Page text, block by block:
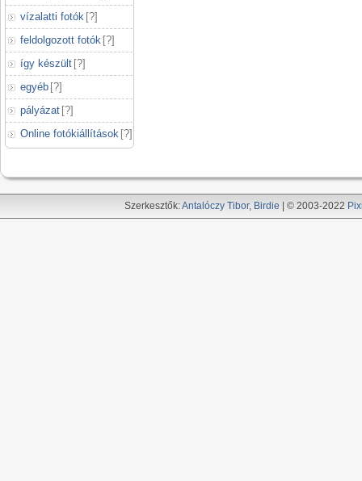
vízalatti fotók [?]
feldolgozott fotók [?]
így készült [?]
egyéb [?]
pályázat [?]
Online fotókiállítások [?]
Szerkesztők:Antalóczy Tibor, Birdie | © 2003-2022